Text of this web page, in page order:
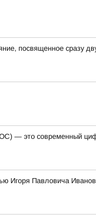
посвященное
— это современный
Игоря Павловича